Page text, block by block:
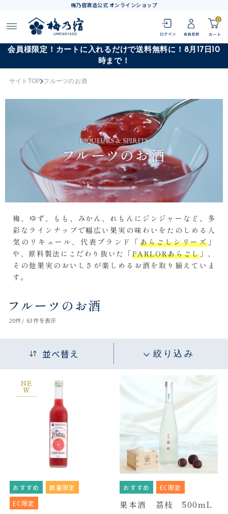
梅乃宿酒造公式 オンラインショップ
0
会員様限定！カートに入れるだけで送料無料に！8月17日10
時まで！
サイトTOP フルーツのお酒
梅、ゆず、もも、みかん、れもんにジンジャーなど、多
彩なラインナップで幅広い果実の味わいをたのしめる人
気のリキュール、代表ブランド「 あらごしシリーズ」
や、原料製法にこだわり抜いた「PARLORあらごし」、
その他果実のおいしさが楽しめるお酒を取り揃えていま
す。
フルーツのお酒
20件 / 63件を表示
並べ替え 絞り込み
NE
W
おすすめ
数量限定
EC限定
おすすめ EC限定
果本酒 茘枝 500mL